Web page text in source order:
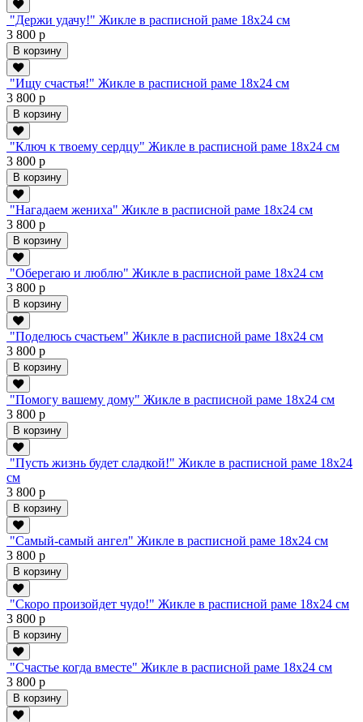
"Держи удачу!" Жикле в расписной раме 18х24 см
3 800 р
В корзину
"Ищу счастья!" Жикле в расписной раме 18х24 см
3 800 р
В корзину
"Ключ к твоему сердцу" Жикле в расписной раме 18х24 см
3 800 р
В корзину
"Нагадаем жениха" Жикле в расписной раме 18х24 см
3 800 р
В корзину
"Оберегаю и люблю" Жикле в расписной раме 18х24 см
3 800 р
В корзину
"Поделюсь счастьем" Жикле в расписной раме 18х24 см
3 800 р
В корзину
"Помогу вашему дому" Жикле в расписной раме 18х24 см
3 800 р
В корзину
"Пусть жизнь будет сладкой!" Жикле в расписной раме 18х24
см
3 800 р
В корзину
"Самый-самый ангел" Жикле в расписной раме 18х24 см
3 800 р
В корзину
"Скоро произойдет чудо!" Жикле в расписной раме 18х24 см
3 800 р
В корзину
"Счастье когда вместе" Жикле в расписной раме 18х24 см
3 800 р
В корзину